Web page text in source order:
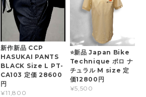
新作新品 CCP
HASUKAI PANTS
BLACK Size L PT-
CA103 定価 28600
円
¥11,800
⭐新品 Japan Bike
Technique ポロ ナ
チュラル M size 定
価12800円
¥5,500